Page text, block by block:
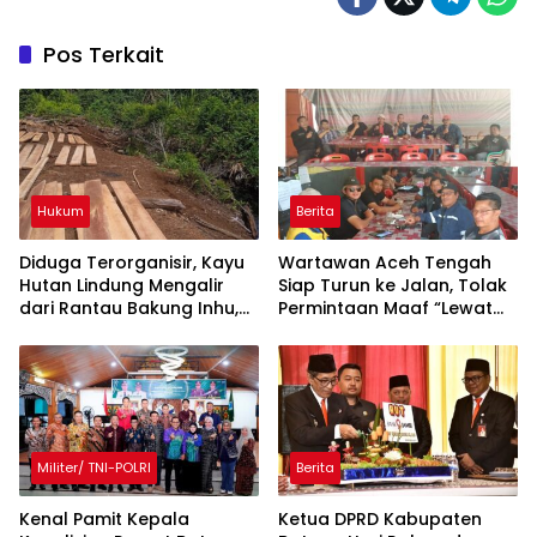
Pos Terkait
Hukum
Diduga Terorganisir, Kayu
Hutan Lindung Mengalir
dari Rantau Bakung Inhu,
Berita
Wartawan Aceh Tengah
Siap Turun ke Jalan, Tolak
Permintaan Maaf “Lewat
Militer/ TNI-POLRI
Kenal Pamit Kepala
Berita
Ketua DPRD Kabupaten